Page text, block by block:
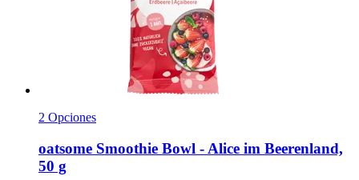
2 Opciones
oatsome Smoothie Bowl -​ Alice im Beerenland,
50 g